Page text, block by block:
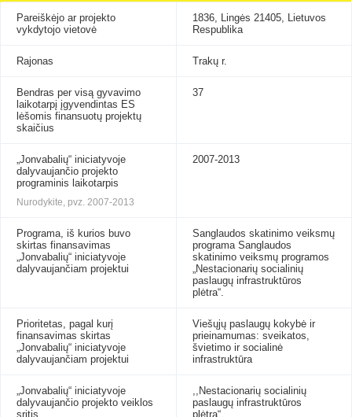
Pareiškėjo ar projekto
vykdytojo vietovė
1836, Lingės 21405, Lietuvos
Respublika
Rajonas Trakų r.
Bendras per visą gyvavimo
laikotarpį įgyvendintas ES
lėšomis finansuotų projektų
skaičius
37
„Jonvabalių“ iniciatyvoje
dalyvaujančio projekto
programinis laikotarpis
Nurodykite, pvz. 2007-2013
2007-2013
Programa, iš kurios buvo
skirtas finansavimas
„Jonvabalių“ iniciatyvoje
dalyvaujančiam projektui
Sanglaudos skatinimo veiksmų
programa Sanglaudos
skatinimo veiksmų programos
„Nestacionarių socialinių
paslaugų infrastruktūros
plėtra“.
Prioritetas, pagal kurį
finansavimas skirtas
„Jonvabalių“ iniciatyvoje
dalyvaujančiam projektui
Viešųjų paslaugų kokybė ir
prieinamumas: sveikatos,
švietimo ir socialinė
infrastruktūra
„Jonvabalių“ iniciatyvoje
dalyvaujančio projekto veiklos
sritis
,,Nestacionarių socialinių
paslaugų infrastruktūros
plėtra“.